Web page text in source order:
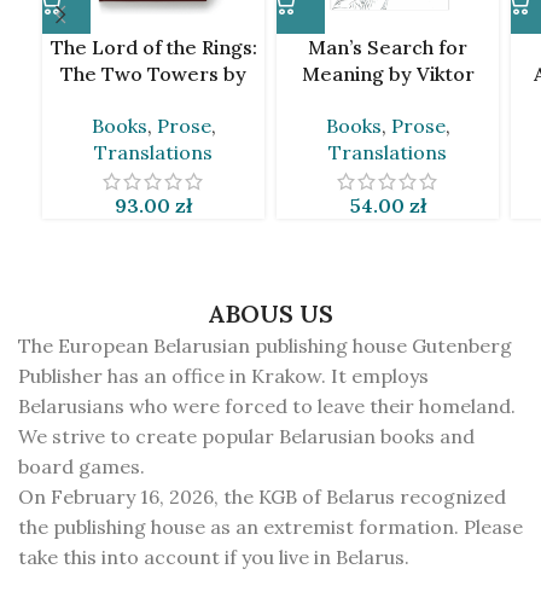
The Lord of the Rings:
The Two Towers by
Books, Prose,
Translations
93.00 zł
Man’s Search for
Meaning by Viktor
Books, Prose,
Translations
54.00 zł
ABOUS US
The European Belarusian publishing house Gutenberg
Publisher has an office in Krakow. It employs
Belarusians who were forced to leave their homeland.
We strive to create popular Belarusian books and
board games.
On February 16, 2026, the KGB of Belarus recognized
the publishing house as an extremist formation. Please
take this into account if you live in Belarus.